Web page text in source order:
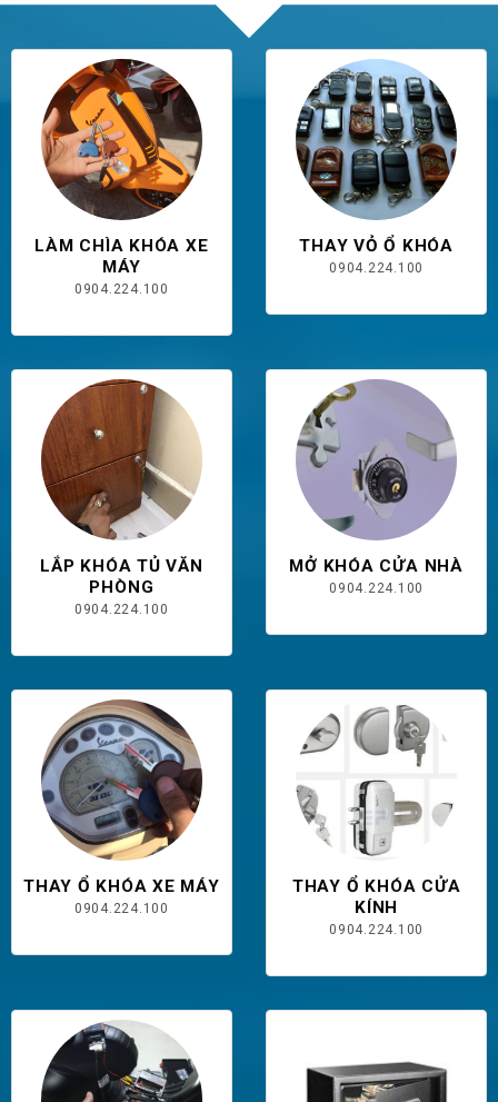
LÀM CHÌA KHÓA XE
MÁY
0904.224.100
THAY VỎ Ổ KHÓA
0904.224.100
LẮP KHÓA TỦ VĂN
PHÒNG
0904.224.100
MỞ KHÓA CỬA NHÀ
0904.224.100
THAY Ổ KHÓA XE MÁY
0904.224.100
THAY Ổ KHÓA CỬA
KÍNH
0904.224.100